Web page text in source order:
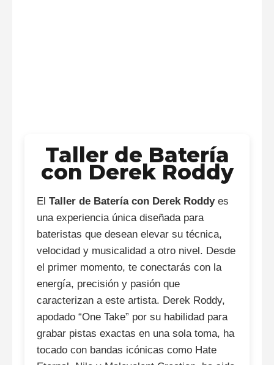
Taller de Batería
con Derek Roddy
El Taller de Batería con Derek Roddyes
una experiencia única diseñada para
bateristas que desean elevar su técnica,
velocidad y musicalidad a otro nivel. Desde
el primer momento, te conectarás con la
energía, precisión y pasión que
caracterizan a este artista. Derek Roddy,
apodado “One Take” por su habilidad para
grabar pistas exactas en una sola toma, ha
tocado con bandas icónicas como Hate